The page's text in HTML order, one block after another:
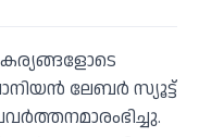
ലേബർ സ്യൂട്ട്